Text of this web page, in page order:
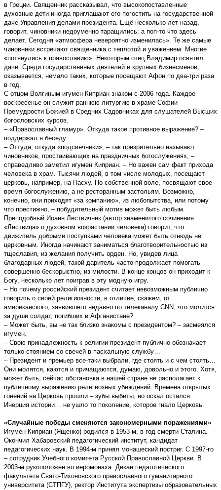
в Греции. Священник рассказывал, что высокопоставленные
духовные дети иногда приглашают его погостить на государственной
даче Управления делами президента. Ещё несколько лет назад,
говорит, чиновники недоуменно таращились: а поп-то что здесь
делает. Сегодня «атмосфера невероятно изменилась». Те же самые
чиновники встречают священника с теплотой и уважением. Многие
«потянулись к православию». Некоторым отец Владимир освятил
дачи. Среди государственных деятелей и крупных бизнесменов,
оказывается, немало таких, которые посещают Афон по два-три раза
в год.
С отцом Волгиным игумен Киприан знаком с 2006 года. Каждое
воскресенье он служит раннюю литургию в храме Софии
Премудрости Божией в Средних Садовниках для слушателей Высших
богословских курсов.
– «Православный гламур». Откуда такое противное выражение? –
поддержал я беседу.
– Оттуда, откуда «подсвечники», – так презрительно называют
чиновников, простаивающих на праздничных богослужениях, –
справедливо заметил игумен Киприан. – Но важен сам факт прихода
человека в храм. Тысячи людей, в том числе молодых, посещают
церковь, например, на Пасху. По собственной воле, посвящают свое
время богослужению, а не ресторанным застольям. Возможно,
конечно, они приходят «за компанию», из любопытства, или потому
что престижно, – побудительный мотив может быть любым.
Преподобный Иоанн Лествичник (автор знаменитого сочинения
«Лествица» о духовном возрастании человека) говорит, что
движитель добрыми поступками человека может быть отнюдь не
церковным. Иногда начинают заниматься благотворительностью из
тщеславия, из желания получить орден. Но, увидев лица
благодарных людей, такой даритель часто продолжает помогать
совершенно бескорыстно, из милости. В конце концов он приходит к
Богу, несколько лет поиграв в эту модную игру.
– Но почему российский президент считает невозможным публично
говорить о своей религиозности, в отличие, скажем, от
американского, заявившего недавно по телеканалу CNN, что молится
за души солдат, погибших в Афганистане?
– Может быть, вы не так близко знакомы с президентом? – засмеялся
игумен.
– Свою принадлежность к религии президент публично обозначает
только стоянием со свечей в пасхальную службу…
– Президент и премьер все-таки выбрали, где стоять и с чем стоять…
Они молятся, каются и причащаются, думаю, довольно и этого. Хотя,
может быть, сейчас обстановка в нашей стране не располагает к
публичному выражению религиозных убеждений. Времена открытых
гонений на Церковь прошли – зубы выбиты, но оскал остался.
Инерция истории… не ушло то поколение, которое гнало Церковь.
«Случайные победы сменяются закономерными поражениями»
Игумен Киприан (Ященко) родился в 1953-м, в год смерти Сталина.
Окончил Хабаровский педагогический институт, кандидат
педагогических наук. В 1994-м принял монашеский постриг. С 1997-го
– сотрудник Учебного комитета Русской Православной Церкви. В
2003-м рукоположен во иеромонаха. Декан педагогического
факультета Свято-Тихоновского православного гуманитарного
университета (СТПГУ), ректор Института экспертизы образовательных